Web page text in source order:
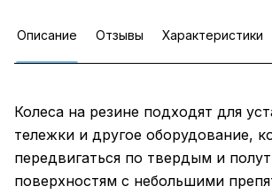
Описание Отзывы Характеристики
Колеса на резине подходят для
тележки и другое оборудование,
передвигаться по твердым и
поверхностям с небольшими